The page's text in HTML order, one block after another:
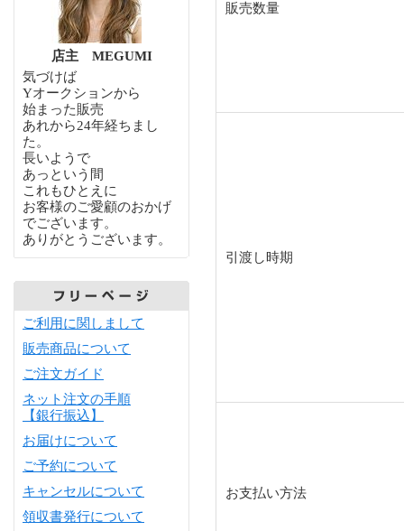
店主 MEGUMI
気づけば
Yオークションから
始まった販売
あれから24年経ちまし
た。
長いようで
あっという間
これもひとえに
お客様のご愛顧のおかげ
でございます。
ありがとうございます。
ご利用に関しまして
販売商品について
ご注文ガイド
ネット注文の手順
【銀行振込】
お届けについて
ご予約について
キャンセルについて
領収書発行について
販売数量
引渡し時期
お支払い方法